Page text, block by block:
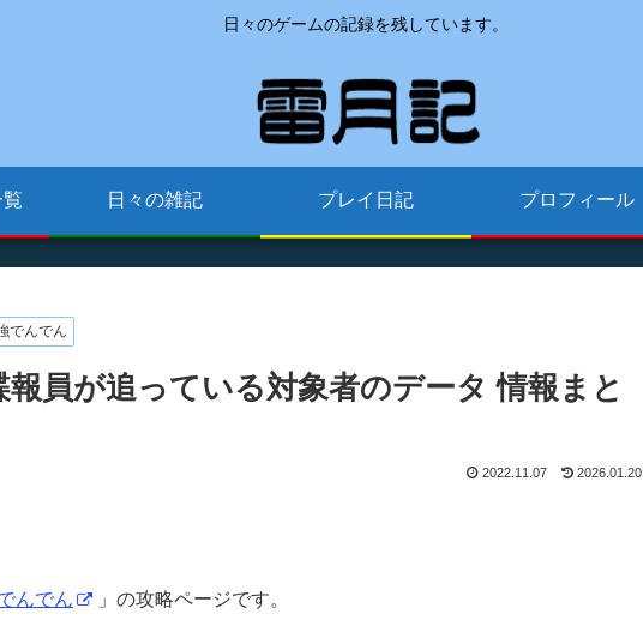
日々のゲームの記録を残しています。
日々の雑記 プレイ日記 プロフィール
でんでん
報員が追っている対象者のデータ 情報まと
2022.11.07 2026.01.20
んでん 」の攻略ページです。